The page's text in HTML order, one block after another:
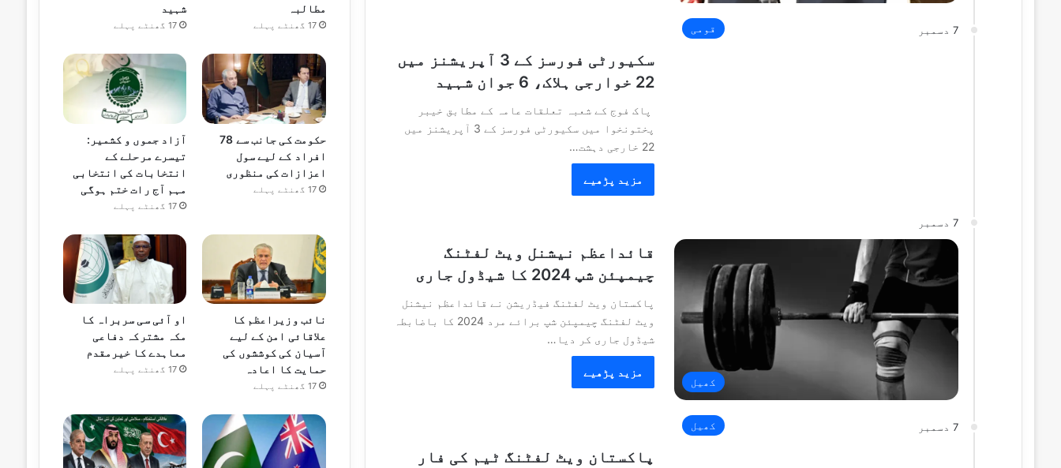
7 دسمبر قومی
سکیورٹی فورسز کے 3 آپریشنز میں
22 خوارجی ہلاک، 6 جوان شہید
پاک فوج کے شعبہ تعلقات عامہ کے مطابق خیبر
پختونخوا میں سکیورٹی فورسز کے 3 آپریشنز میں
22 خارجی دہشت…
مزید پڑھیے
7 دسمبر
کھیل
قائداعظم نیشنل ویٹ لفٹنگ
چیمپئن شپ 2024 کا شیڈول جاری
پاکستان ویٹ لفٹنگ فیڈریشن نے قائداعظم نیشنل
ویٹ لفٹنگ چیمپئن شپ برائے مرد 2024 کا باضابطہ
شیڈول جاری کر دیا…
مزید پڑھیے
7 دسمبر کھیل
پاکستان ویٹ لفٹنگ ٹیم کی فار
مطالبہ
17 گھنٹے پہلے
شہید
17 گھنٹے پہلے
حکومت کی جانب سے 78
افراد کے لیے سول
اعزازات کی منظوری
17 گھنٹے پہلے
آزاد جموں و کشمیر:
تیسرے مرحلے کے
انتخابات کی انتخابی
مہم آج رات ختم ہوگی
17 گھنٹے پہلے
نائب وزیراعظم کا
علاقائی امن کے لیے
آسیان کی کوششوں کی
حمایت کا اعادہ
17 گھنٹے پہلے
او آئی سی سربراہ کا
مکہ مشترکہ دفاعی
معاہدے کا خیرمقدم
17 گھنٹے پہلے